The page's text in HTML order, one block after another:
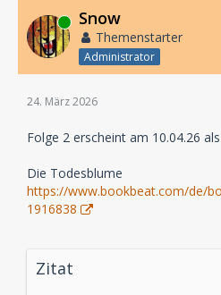
Online Snow
Themenstarter
Administrator
24. März 2026
Folge 2 erscheint am 10.04.26
Die Todesblume
https://www.bookbeat.com/de/
1916838
Zitat